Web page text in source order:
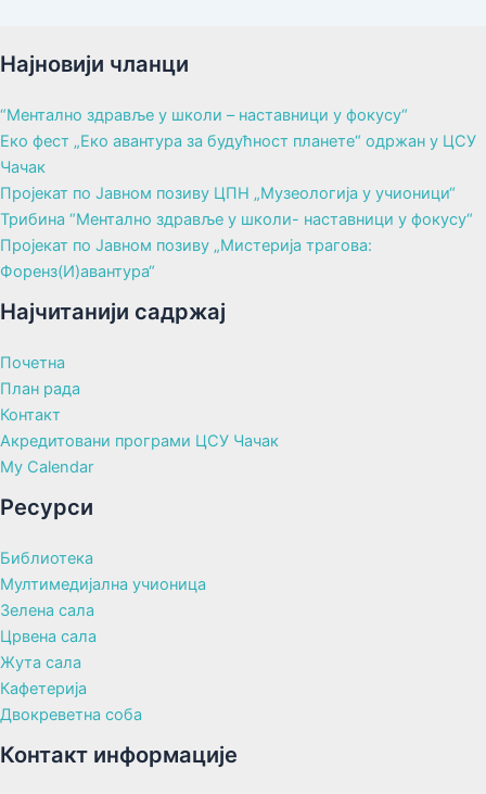
Најновији чланци
“Ментално здравље у школи – наставници у фокусу“
Еко фест „Еко авантура за будућност планете“ одржан у ЦСУ
Чачак
Пројекат по Јавном позиву ЦПН „Музеологија у учионици“
Трибина “Ментално здравље у школи- наставници у фокусу“
Пројекат по Јавном позиву „Мистерија трагова:
Форенз(И)авантура“
Најчитанији садржај
Почетна
План рада
Контакт
Акредитовани програми ЦСУ Чачак
My Calendar
Ресурси
Библиотека
Мултимедијална учионица
Зелена сала
Црвена сала
Жута сала
Кафетерија
Двокреветна соба
Контакт информације